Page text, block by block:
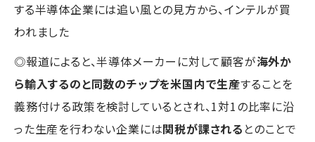
する半導体企業には追い風との見方から、インテルが買
われました
◎報道によると、半導体メーカーに対して顧客が海外か
ら輸入するのと同数のチップを米国内で生産することを
義務付ける政策を検討しているとされ、1対1の比率に沿
った生産を行わない企業には関税が課される とのことで